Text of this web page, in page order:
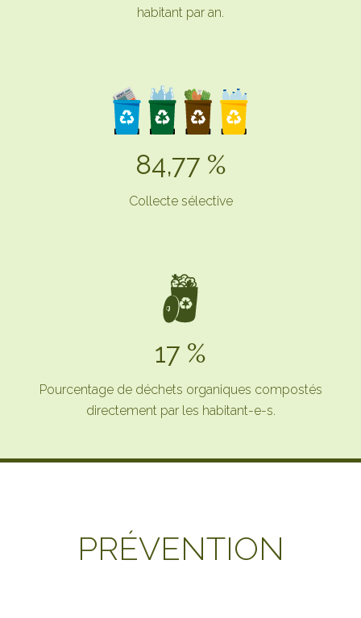
habitant par an.
84,77 %
Collecte sélective
17 %
Pourcentage de déchets organiques compostés
directement par les habitant-e-s.
PRÉVENTION